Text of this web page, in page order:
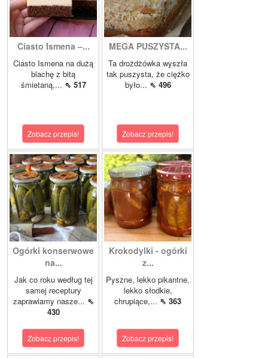
Ciasto Ismena –...
Ciasto Ismena na dużą
blachę z bitą
śmietaną,... ⇖ 517
Zobacz przepis!
MEGA PUSZYSTA...
Ta drożdżówka wyszła
tak puszysta, że ciężko
było... ⇖ 496
Zobacz przepis!
Ogórki konserwowe
na...
Jak co roku według tej
samej receptury
zaprawiamy nasze... ⇖
430
Zobacz przepis!
Krokodylki - ogórki
z...
Pyszne, lekko pikantne,
lekko słodkie,
chrupiące,... ⇖ 363
Zobacz przepis!